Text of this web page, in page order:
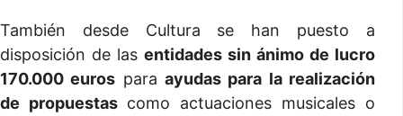
También desde Cultura se han puesto a
disposición de las entidades sin ánimo de lucro
170.000 euros paraayudas para la realización
de propuestas como actuaciones musicales o